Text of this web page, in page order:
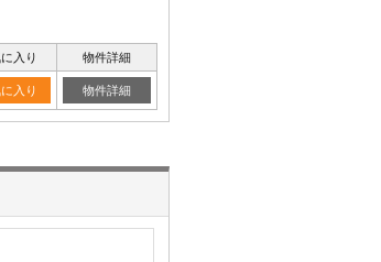
入り 物件詳細
入り 物件詳細